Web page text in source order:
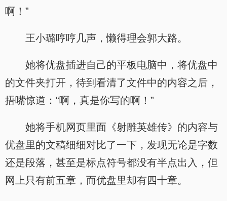
啊！”
王小璐哼哼几声，懒得理会郭大路。
她将优盘插进自己的平板电脑中，将优盘中
的文件夹打开，待到看清了文件中的内容之后，
捂嘴惊道：“啊，真是你写的啊！”
她将手机网页里面《射雕英雄传》的内容与
优盘里的文稿细细对比了一下，发现无论是字数
还是段落，甚至是标点符号都没有半点出入，但
网上只有前五章，而优盘里却有四十章。